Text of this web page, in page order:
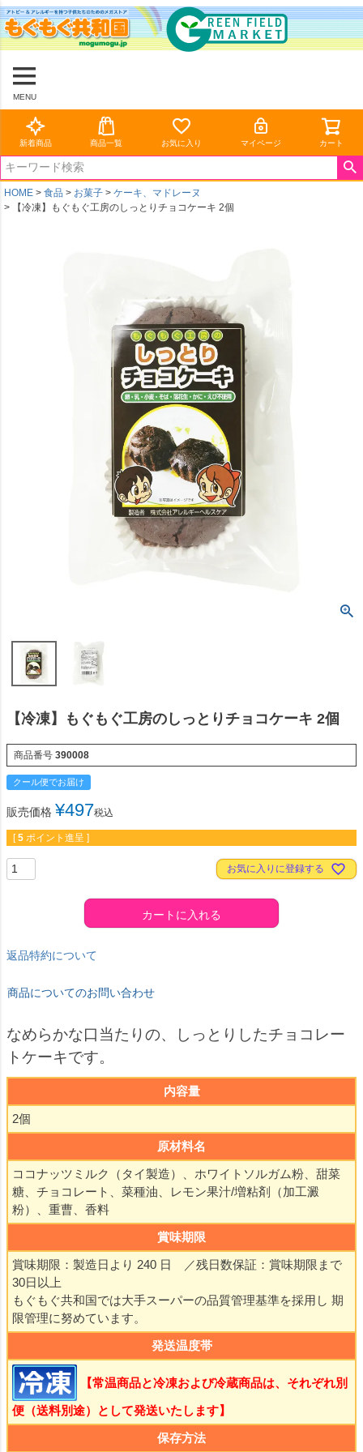
MENU
新着商品 商品一覧 お気に入り マイページ カート
HOME 食品 お菓子
ケーキ、マドレーヌ
【冷凍】もぐもぐ工房のしっとりチョコケーキ 2個
【冷凍】もぐもぐ工房のしっとりチョコケーキ 2個
商品番号 390008
クール便でお届け
販売価格 ¥497税込
[ 5 ポイント進呈 ]
お気に入りに登録する
カートに入れる
返品特約について
商品についてのお問い合わせ
なめらかな口当たりの、しっとりしたチョコレー
トケーキです。
内容量
2個
原材料名
ココナッツミルク（タイ製造）、ホワイトソルガム粉、甜菜
糖、チョコレート、菜種油、レモン果汁/増粘剤（加工澱
粉）、重曹、香料
賞味期限
賞味期限：製造日より 240 日 ／残日数保証：賞味期限まで
30日以上
もぐもぐ共和国では大手スーパーの品質管理基準を採用し 期
限管理に努めています。
発送温度帯
【常温商品と冷凍および冷蔵商品は、それぞれ別
便（送料別途）として発送いたします】
保存方法